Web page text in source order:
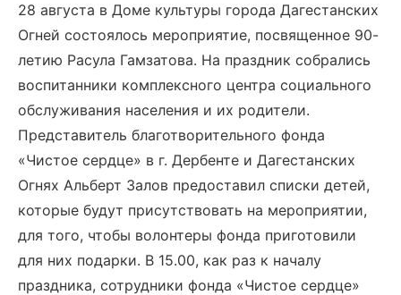
28 августа в Доме культуры города Дагестанских
Огней состоялось мероприятие, посвященное 90-
летию Расула Гамзатова. На праздник собрались
воспитанники комплексного центра социального
обслуживания населения и их родители.
Представитель благотворительного фонда
«Чистое сердце» в г. Дербенте и Дагестанских
Огнях Альберт Залов предоставил списки детей,
которые будут присутствовать на мероприятии,
для того, чтобы волонтеры фонда приготовили
для них подарки. В 15.00, как раз к началу
праздника, сотрудники фонда «Чистое сердце»